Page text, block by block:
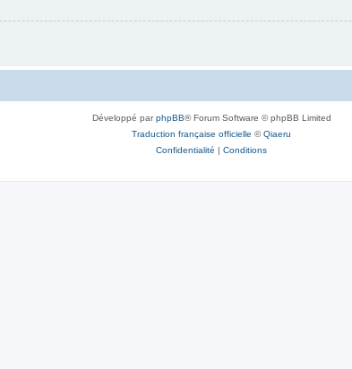
Développé parphpBB® Forum Software © phpBB Limited
Traduction française officielle ©Qiaeru
Confidentialité | Conditions